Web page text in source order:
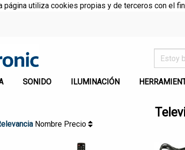
página utiliza cookies propias y de terceros con el
SONIDO ILUMINACIÓN
Nombre Precio